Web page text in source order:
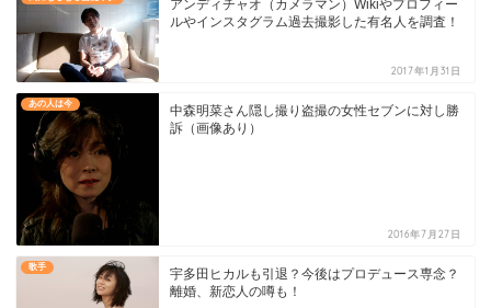
アンディチャオ（カメラマン）Wikiやプロフィー
ルやインスタグラム過去撮影した有名人を調査！
2017年1月31日
あの人は今
中森明菜さん隠し撮り盗撮の女性セブンに対し勝
訴（画像あり）
2016年7月27日
歌手
宇多田ヒカルも引退？今後はプロデュース専念？
離婚、新恋人の噂も！